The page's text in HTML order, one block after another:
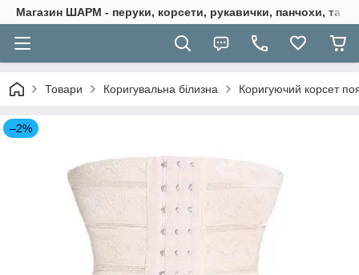
Магазин ШАРМ - перуки, корсети, рукавички, панчохи, та
Товари Коригувальна білизна Коригуючий корсет
–2%